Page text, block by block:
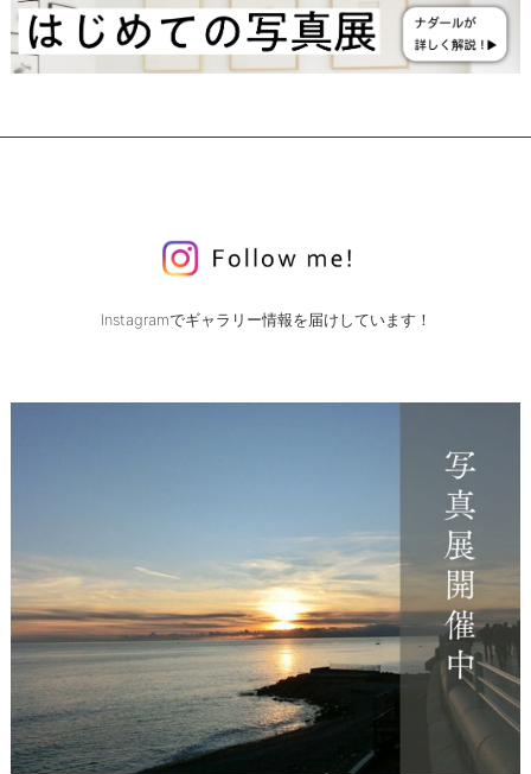
Instagramでギャラリー情報を届けしています！